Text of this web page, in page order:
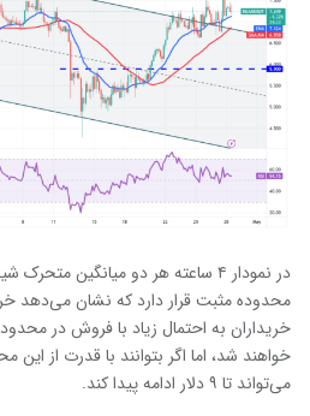
محدوده مثبت قرار دارد که نشان می‌دهد
خواهند شد، اما اگر بتوانند با قدرت از
می‌تواند تا ۹ دلار ادامه پیدا کند.